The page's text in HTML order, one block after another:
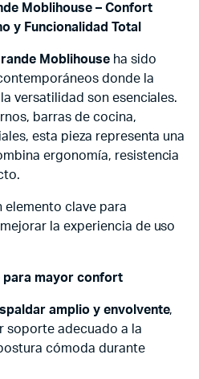
Moblihouse – Confort
y Funcionalidad Total
Moblihouseha sido
donde la
versatilidad son esenciales.
barras de cocina,
esta pieza representa una
ergonomía, resistencia
elemento clave para
la experiencia de uso
para mayor confort
amplio y envolvente,
soporte adecuado a la
cómoda durante